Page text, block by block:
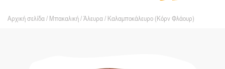
Αρχική σελίδα/ Μπακαλική/Άλευρα/ Καλαμποκάλευρο (Κόρν Φλάουρ)